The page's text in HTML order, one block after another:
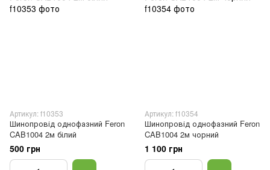
Артикул: f10353
Шинопровід однофазний Feron
CAB1004 2м білий
500 грн
Артикул: f10354
Шинопровід однофазний Feron
CAB1004 2м чорний
1 100 грн